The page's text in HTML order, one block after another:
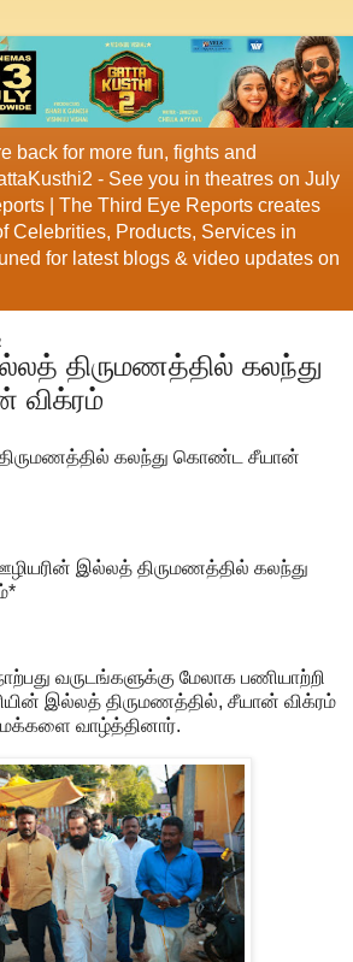
back for more fun, fights and
- See you in theatres on July
| The Third Eye Reports creates
Celebrities, Products, Services in
for latest blogs & video updates on
திருமணத்தில் கலந்து
கலந்து கொண்ட சீயான்
இல்லத் திருமணத்தில் கலந்து
வருடங்களுக்கு மேலாக பணியாற்றி
இல்லத் திருமணத்தில், சீயான் விக்ரம்
வாழ்த்தினார்.